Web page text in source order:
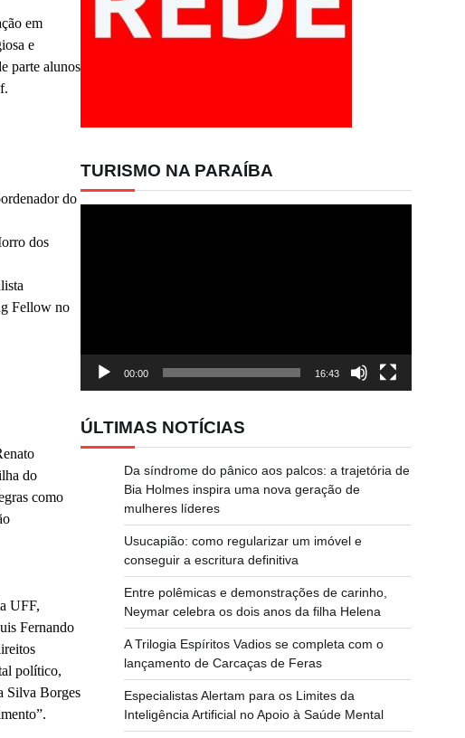
em
e
parte alunos
do
dos
Fellow no
do
como
UFF,
Fernando
político,
Silva Borges
TURISMO NA PARAÍBA
00:00 16:43
ÚLTIMAS NOTÍCIAS
Da síndrome do pânico aos palcos: a trajetória de
Bia Holmes inspira uma nova geração de
mulheres líderes
Usucapião: como regularizar um imóvel e
conseguir a escritura definitiva
Entre polêmicas e demonstrações de carinho,
Neymar celebra os dois anos da filha Helena
A Trilogia Espíritos Vadios se completa com o
lançamento de Carcaças de Feras
Especialistas Alertam para os Limites da
Inteligência Artificial no Apoio à Saúde Mental